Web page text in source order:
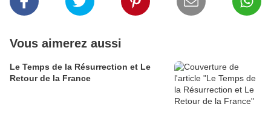
Vous aimerez aussi
Le Temps de la Résurrection et Le
Retour de la France